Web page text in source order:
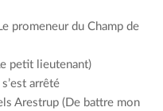
promeneur du Champ de
petit lieutenant)
arrêté
Arestrup (De battre mon